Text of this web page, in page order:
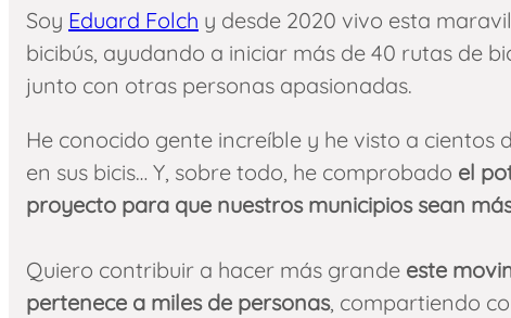
Soy Eduard Folch y desde 2020 vivo esta
bicibús, ayudando a iniciar más de 40 rutas de
junto con otras personas apasionadas.
He conocido gente increíble y he visto a cientos
en sus bicis… Y, sobre todo, he comprobado el
proyecto para que nuestros municipios sean
Quiero contribuir a hacer más grande este
pertenece a miles de personas, compartiendo